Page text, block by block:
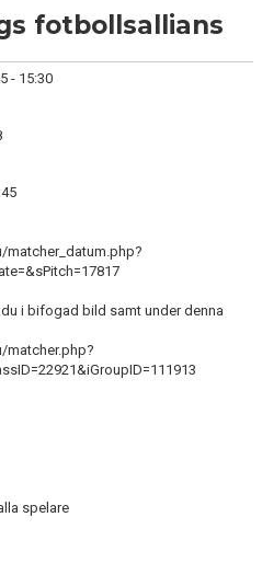
fotbollsallians
- 15:30
matcher_datum.php?
i bifogad bild samt under denna
matcher.php?
spelare